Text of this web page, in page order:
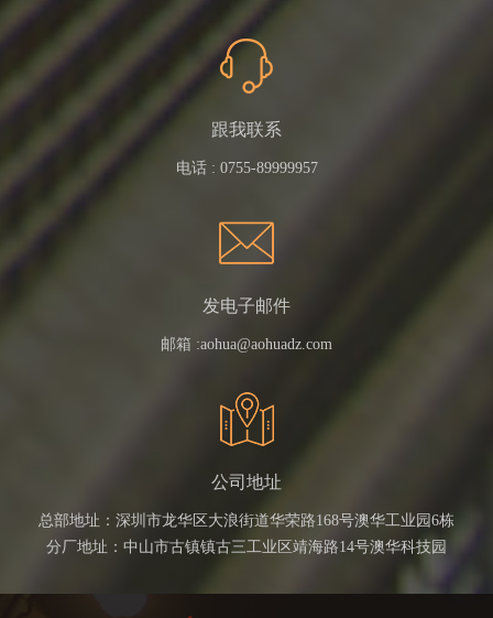
跟我联系
电话 : 0755-89999957
发电子邮件
邮箱 :aohua@aohuadz.com
公司地址
总部地址：深圳市龙华区大浪街道华荣路168号澳华工业园6栋
分厂地址：中山市古镇镇古三工业区靖海路14号澳华科技园